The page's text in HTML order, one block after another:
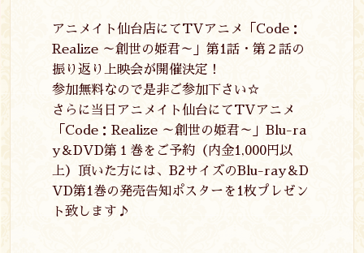
アニメイト仙台店にてTVアニメ「Code：
Realize ～創世の姫君～」第1話・第２話の
振り返り上映会が開催決定！
参加無料なので是非ご参加下さい☆
さらに当日アニメイト仙台にてTVアニメ
「Code：Realize ～創世の姫君～」Blu-ra
y＆DVD第１巻をご予約（内金1,000円以
上）頂いた方には、B2サイズのBlu-ray＆D
VD第1巻の発売告知ポスターを1枚プレゼン
ト致します♪